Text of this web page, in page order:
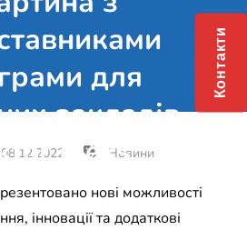
для
закладів
Eleks”
08.12.2022 Новини
нові можливості
інновації та додаткові
Контакти